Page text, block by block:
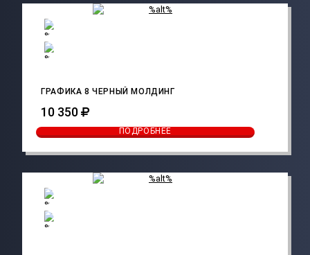
ГРАФИКА 8 ЧЕРНЫЙ МОЛДИНГ
10 350
ПОДРОБНЕЕ